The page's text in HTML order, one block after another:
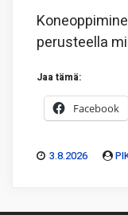
perusteella
Jaa tämä:
Facebook
3.8.2026